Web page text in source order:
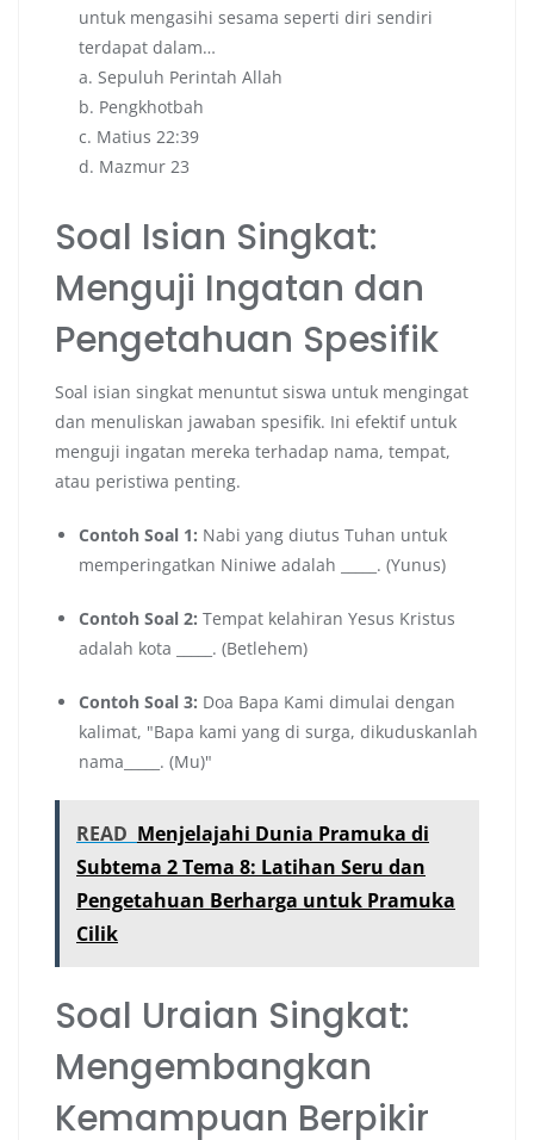
untuk mengasihi sesama seperti diri sendiri
terdapat dalam…
a. Sepuluh Perintah Allah
b. Pengkhotbah
c. Matius 22:39
d. Mazmur 23
Soal Isian Singkat:
Menguji Ingatan dan
Pengetahuan Spesifik
Soal isian singkat menuntut siswa untuk mengingat
dan menuliskan jawaban spesifik. Ini efektif untuk
menguji ingatan mereka terhadap nama, tempat,
atau peristiwa penting.
Contoh Soal 1: Nabi yang diutus Tuhan untuk
memperingatkan Niniwe adalah _____. (Yunus)
Contoh Soal 2: Tempat kelahiran Yesus Kristus
adalah kota _____. (Betlehem)
Contoh Soal 3: Doa Bapa Kami dimulai dengan
kalimat, "Bapa kami yang di surga, dikuduskanlah
nama_____. (Mu)"
READ Menjelajahi Dunia Pramuka di
Subtema 2 Tema 8: Latihan Seru dan
Pengetahuan Berharga untuk Pramuka
Cilik
Soal Uraian Singkat:
Mengembangkan
Kemampuan Berpikir